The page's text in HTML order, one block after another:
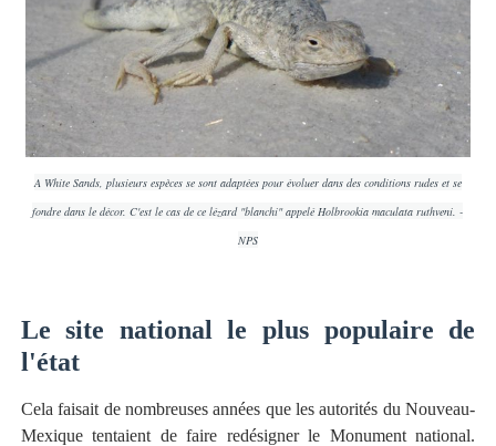
A White Sands, plusieurs espèces se sont adaptées pour évoluer dans des conditions rudes et se
fondre dans le décor. C'est le cas de ce lézard "blanchi" appelé Holbrookia maculata ruthveni. -
NPS
Le site national le plus populaire de
l'état
Cela faisait de nombreuses années que les autorités du Nouveau-
Mexique tentaient de faire redésigner le Monument national.